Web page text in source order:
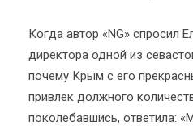
Когда автор «NG» спросил
директора одной из
почему Крым с его
привлек должного
поколебавшись, ответила: